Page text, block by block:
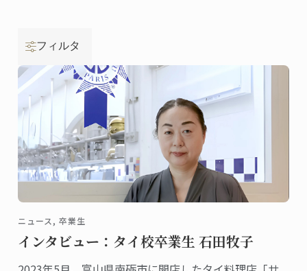
フィルタ
ニュース, 卒業生
インタビュー：タイ校卒業生 石田牧子